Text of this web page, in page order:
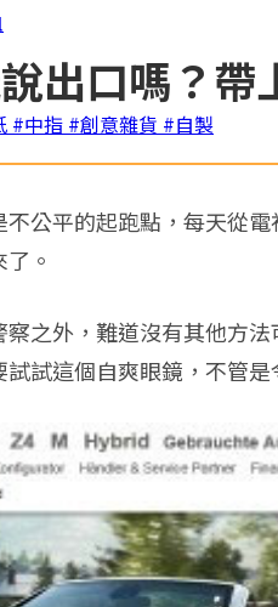
出口嗎？帶
#中指 #創意雜貨 #自製
公平的起跑點，每天從
。
之外，難道沒有其他方
試這個自爽眼鏡，不管